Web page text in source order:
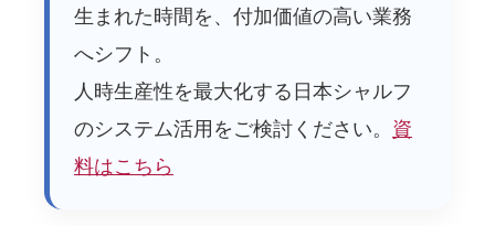
生まれた時間を、付加価値の高い業務
へシフト。
人時生産性を最大化する日本シャルフ
のシステム活用をご検討ください。 資
料はこちら